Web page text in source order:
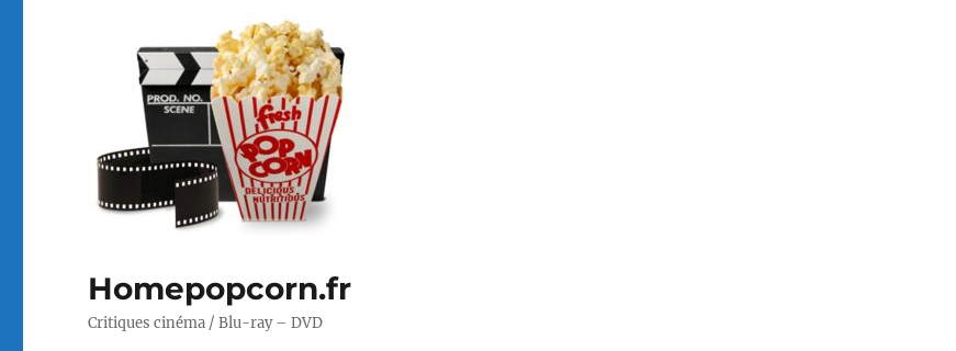
Homepopcorn.fr
Critiques cinéma / Blu-ray – DVD